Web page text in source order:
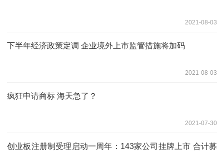
2021-08-03
下半年经济政策定调 企业境外上市监管措施将加码
2021-08-03
疯狂申请商标 海天急了？
2021-07-30
创业板注册制受理启动一周年：143家公司挂牌上市 合计募